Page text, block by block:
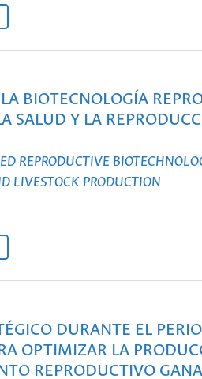
BIOTECNOLOGÍA
SALUD Y LA
REPRODUCTIVE
LIVESTOCK PRODUCTION
DURANTE EL
OPTIMIZAR LA
REPRODUCTIVO